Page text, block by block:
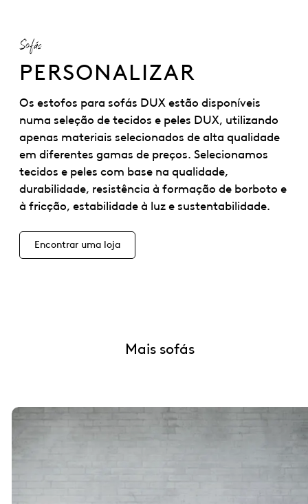
Sofás
PERSONALIZAR
Os estofos para sofás DUX estão disponíveis
numa seleção de tecidos e peles DUX, utilizando
apenas materiais selecionados de alta qualidade
em diferentes gamas de preços. Selecionamos
tecidos e peles com base na qualidade,
durabilidade, resistência à formação de borboto e
à fricção, estabilidade à luz e sustentabilidade.
Encontrar uma loja
Mais sofás